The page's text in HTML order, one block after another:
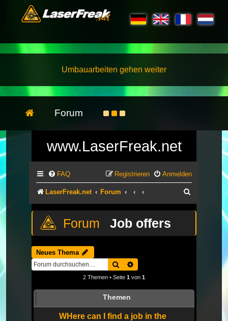
Umbauarbeiten gehen weiter
Forum
www.LaserFreak.net
FAQ Anmelden
Registrieren
LaserFreak.net Forum
Job offers
Neues Thema
Suche
2 Themen • Seite 1 von 1
Themen
WHere can I find a job in the